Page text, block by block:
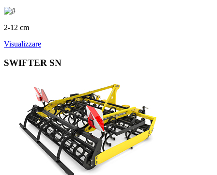
2-12 cm
Visualizzare
SWIFTER SN